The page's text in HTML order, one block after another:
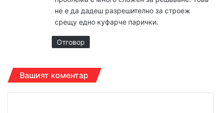
не е да дадеш разрешително за строеж
срещу едно куфарче парички.
Отговор
Вашият коментар